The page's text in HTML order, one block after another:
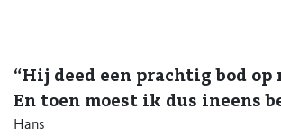
“Hij deed een prachtig bod
En toen moest ik dus ineens
Hans